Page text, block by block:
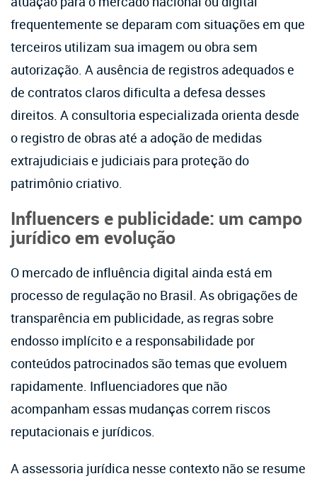
frequentemente se deparam com situações em que
terceiros utilizam sua imagem ou obra sem
autorização. A ausência de registros adequados e
de contratos claros dificulta a defesa desses
direitos. A consultoria especializada orienta desde
o registro de obras até a adoção de medidas
extrajudiciais e judiciais para proteção do
patrimônio criativo.
Influencers e publicidade: um campo
jurídico em evolução
O mercado de influência digital ainda está em
processo de regulação no Brasil. As obrigações de
transparência em publicidade, as regras sobre
endosso implícito e a responsabilidade por
conteúdos patrocinados são temas que evoluem
rapidamente. Influenciadores que não
acompanham essas mudanças correm riscos
reputacionais e jurídicos.
A assessoria jurídica nesse contexto não se resume